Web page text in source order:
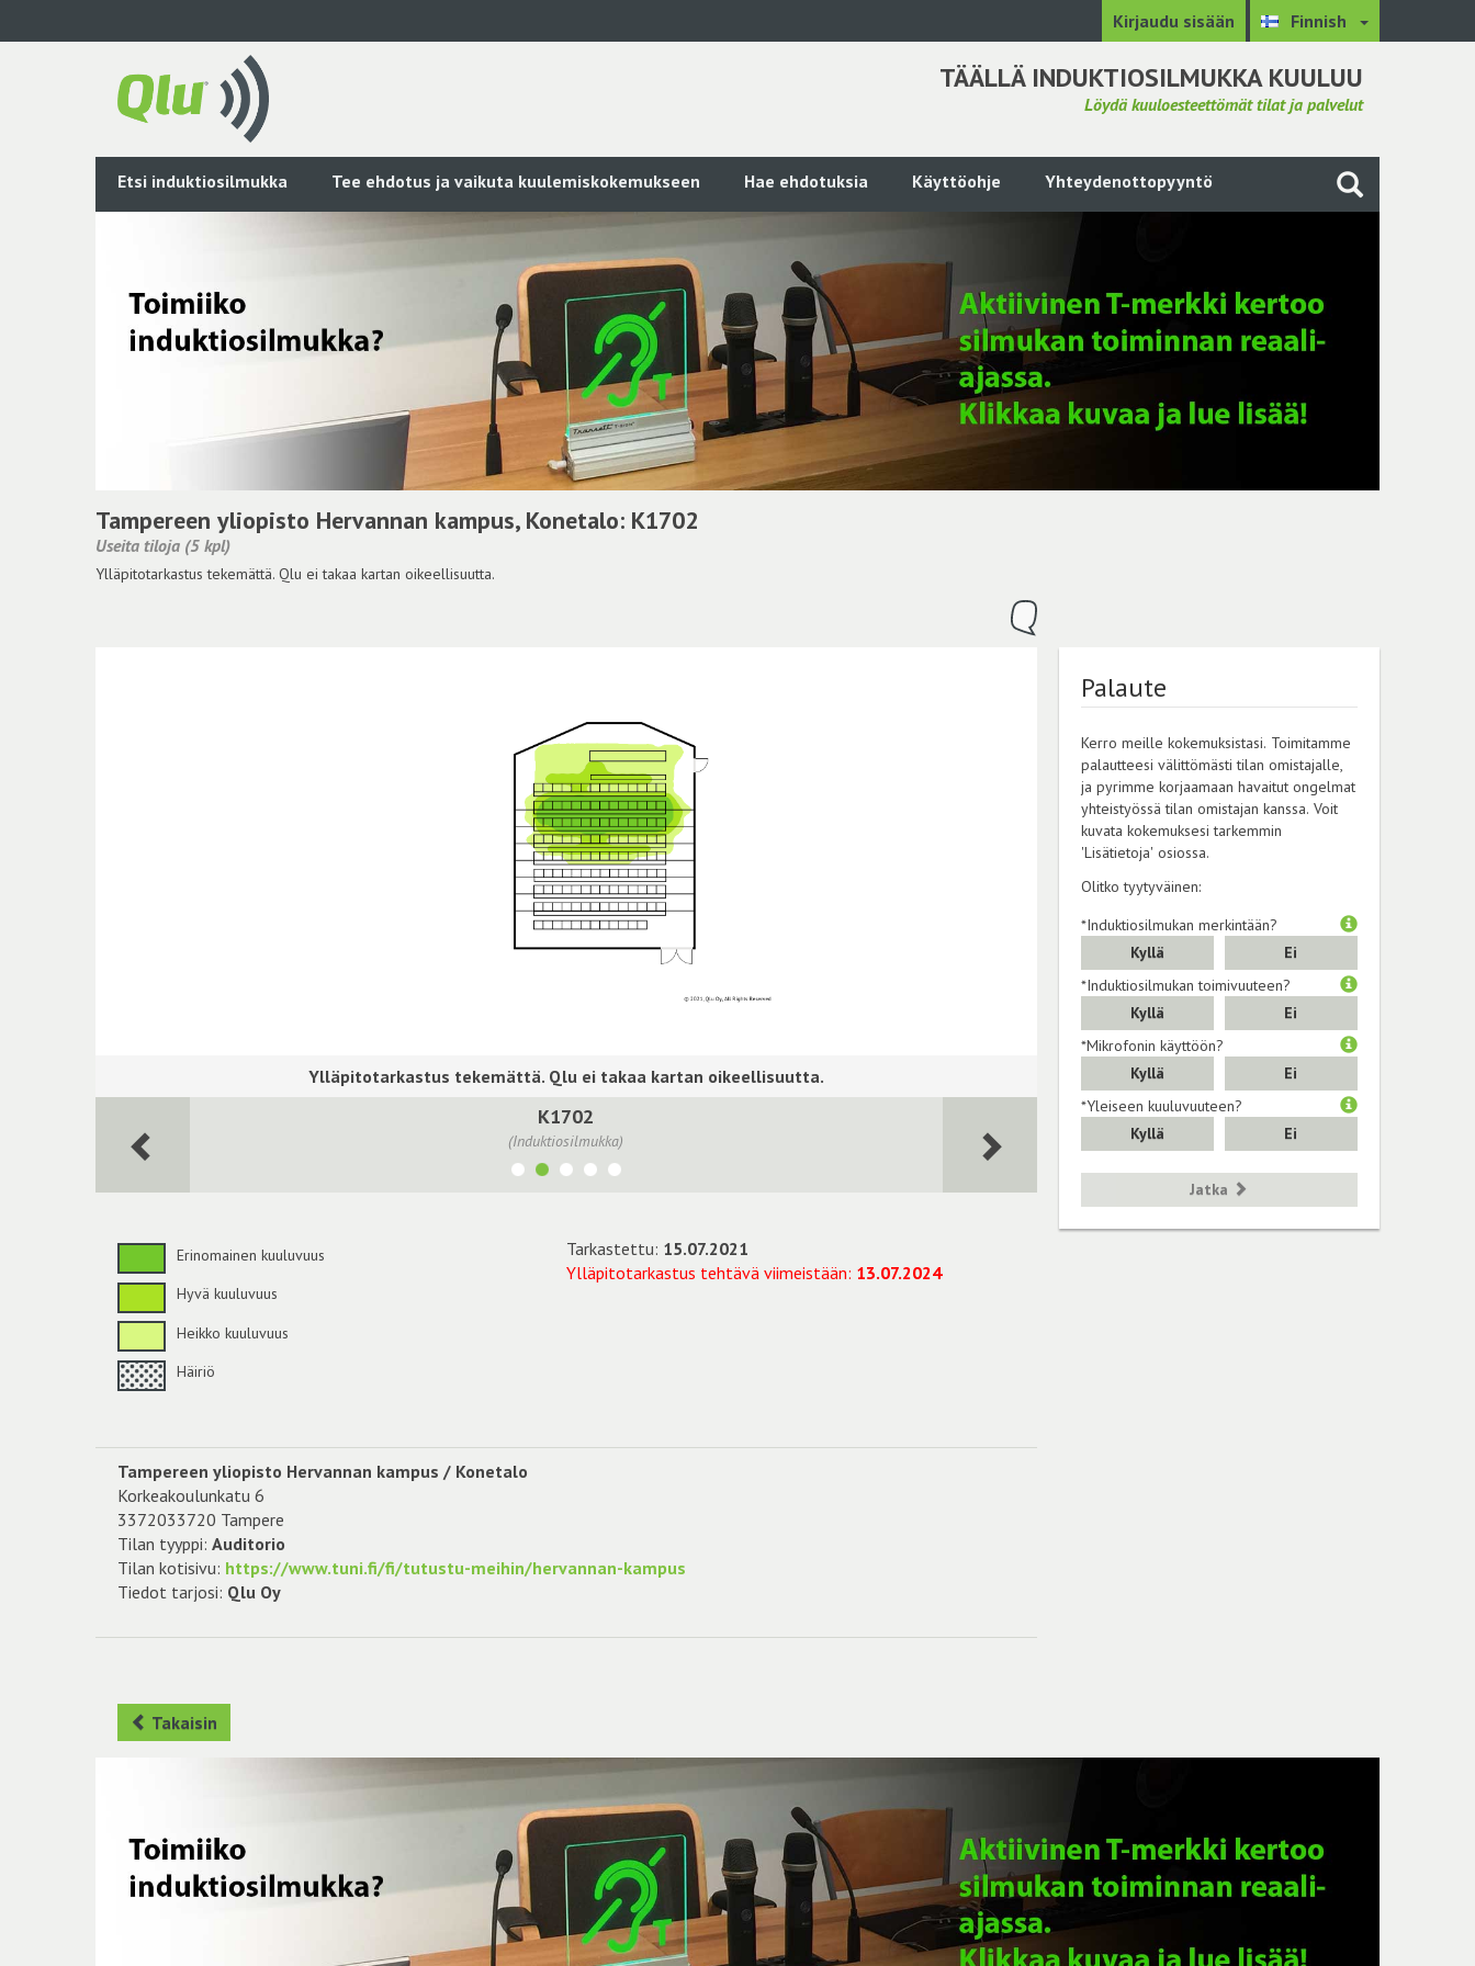
Kirjaudu sisään Finnish
TÄÄLLÄ INDUKTIOSILMUKKA KUULUU
Löydä kuuloesteettömät tilat ja palvelut
Etsi induktiosilmukka Tee ehdotus ja vaikuta kuulemiskokemukseen Hae ehdotuksia Käyttöohje Yhteydenottopyyntö
Tampereen yliopisto Hervannan kampus, Konetalo: K1702
Useita tiloja (5 kpl)
Ylläpitotarkastus tekemättä. Qlu ei takaa kartan oikeellisuutta.
K1702
(Induktiosilmukka)
Erinomainen kuuluvuus
Hyvä kuuluvuus
Heikko kuuluvuus
Häiriö
Tarkastettu: 15.07.2021
Ylläpitotarkastus tehtävä viimeistään: 13.07.2024
Tampereen yliopisto Hervannan kampus / Konetalo
Korkeakoulunkatu 6
3372033720 Tampere
Tilan tyyppi: Auditorio
Tilan kotisivu: https://www.tuni.fi/fi/tutustu-meihin/hervannan-kampus
Tiedot tarjosi: Qlu Oy
Palaute
Kerro meille kokemuksistasi. Toimitamme
palautteesi välittömästi tilan omistajalle,
ja pyrimme korjaamaan havaitut ongelmat
yhteistyössä tilan omistajan kanssa. Voit
kuvata kokemuksesi tarkemmin
'Lisätietoja' osiossa.
Olitko tyytyväinen:
*Induktiosilmukan merkintään?
Kyllä
Ei
*Induktiosilmukan toimivuuteen?
Kyllä
Ei
*Mikrofonin käyttöön?
Kyllä
Ei
*Yleiseen kuuluvuuteen?
Kyllä
Ei
Jatka
Takaisin